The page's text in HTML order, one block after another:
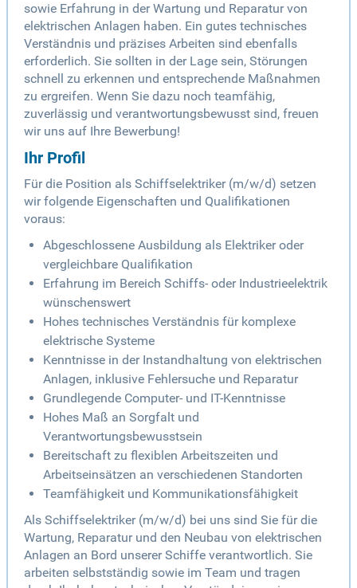
sowie Erfahrung in der Wartung und Reparatur von
elektrischen Anlagen haben. Ein gutes technisches
Verständnis und präzises Arbeiten sind ebenfalls
erforderlich. Sie sollten in der Lage sein, Störungen
schnell zu erkennen und entsprechende Maßnahmen
zu ergreifen. Wenn Sie dazu noch teamfähig,
zuverlässig und verantwortungsbewusst sind, freuen
wir uns auf Ihre Bewerbung!
Ihr Profil
Für die Position als Schiffselektriker (m/w/d) setzen
wir folgende Eigenschaften und Qualifikationen
voraus:
Abgeschlossene Ausbildung als Elektriker oder
vergleichbare Qualifikation
Erfahrung im Bereich Schiffs- oder Industrieelektrik
wünschenswert
Hohes technisches Verständnis für komplexe
elektrische Systeme
Kenntnisse in der Instandhaltung von elektrischen
Anlagen, inklusive Fehlersuche und Reparatur
Grundlegende Computer- und IT-Kenntnisse
Hohes Maß an Sorgfalt und
Verantwortungsbewusstsein
Bereitschaft zu flexiblen Arbeitszeiten und
Arbeitseinsätzen an verschiedenen Standorten
Teamfähigkeit und Kommunikationsfähigkeit
Als Schiffselektriker (m/w/d) bei uns sind Sie für die
Wartung, Reparatur und den Neubau von elektrischen
Anlagen an Bord unserer Schiffe verantwortlich. Sie
arbeiten selbstständig sowie im Team und tragen